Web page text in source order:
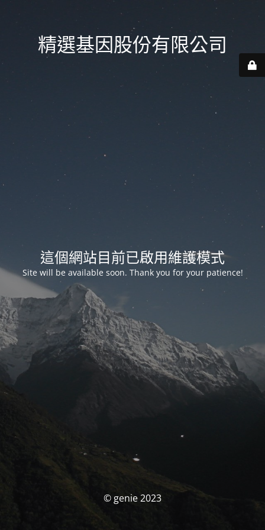
精選基因股份有限公司
這個網站目前已啟用維護模式
Site will be available soon. Thank you for your patience!
© genie 2023